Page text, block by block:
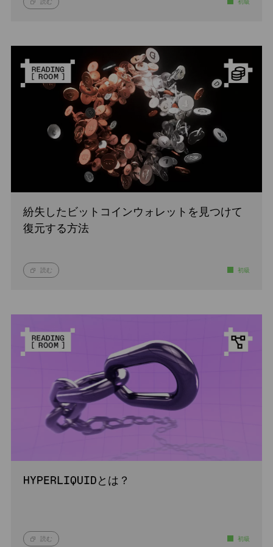
紛失したビットコインウォレットを見つけて
復元する方法
読む 初級
HYPERLIQUIDとは？
読む 初級